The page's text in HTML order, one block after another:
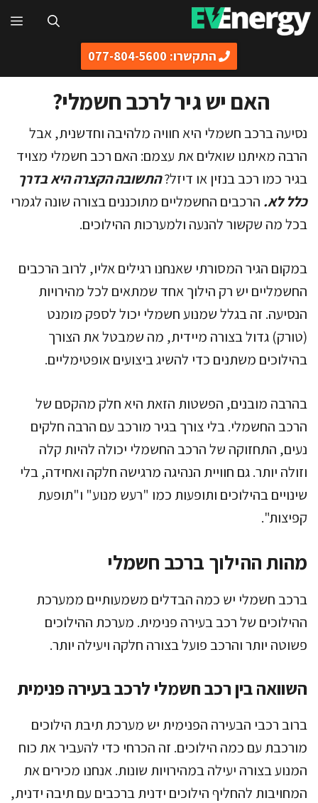
לדלג
לתוכן
התקשרו: 077-804-5600
האם יש גיר לרכב חשמלי?
נסיעה ברכב חשמלי היא חוויה מלהיבה וחדשנית, אבל
הרבה מאיתנו שואלים את עצמם: האם רכב חשמלי מצויד
בגיר כמו רכב בנזין או דיזל?התשובה הקצרה היא בדרך
כלל לא. הרכבים החשמליים מתוכננים בצורה שונה לגמרי
בכל מה שקשור להנעה ולמערכות ההילוכים.
במקום הגיר המסורתי שאנחנו רגילים אליו, לרוב הרכבים
החשמליים יש רק הילוך אחד שמתאים לכל מהירויות
הנסיעה. זה בגלל שמנוע חשמלי יכול לספק מומנט
(טורק) גדול בצורה מיידית, מה שמבטל את הצורך
בהילוכים משתנים כדי להשיג ביצועים אופטימליים.
בהרבה מובנים, הפשטות הזאת היא חלק מהקסם של
הרכב החשמלי. בלי צורך בגיר מורכב עם הרבה חלקים
נעים, התחזוקה של הרכב החשמלי יכולה להיות קלה
וזולה יותר. גם חוויית הנהיגה מרגישה חלקה ואחידה, בלי
שינויים בהילוכים ותופעות כמו "רעש מנוע" ו"תופעת
קפיצות".
מהות ההילוך ברכב חשמלי
ברכב חשמלי יש כמה הבדלים משמעותיים ממערכת
ההילוכים של רכב בעירה פנימית. מערכת ההילוכים
פשוטה יותר והרכב פועל בצורה חלקה ויעילה יותר.
השוואה בין רכב חשמלי לרכב בעירה פנימית
ברוב רכבי הבעירה הפנימית יש מערכת תיבת הילוכים
מורכבת עם כמה הילוכים. זה הכרחי כדי להעביר את כוח
המנוע בצורה יעילה במהירויות שונות. אנחנו מכירים את
המחויבות להחליף הילוכים ידנית ברכבים עם תיבה ידנית,